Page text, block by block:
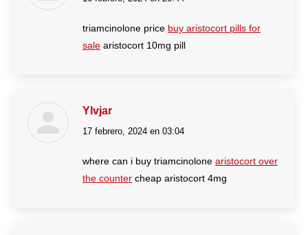
triamcinolone price buy aristocort pills for
sale aristocort 10mg pill
Ylvjar
dice:
17 febrero, 2024 en 03:04
where can i buy triamcinolone aristocort over
the counter cheap aristocort 4mg